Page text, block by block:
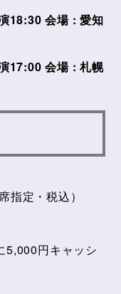
18:30 会場 : 愛知
17:00 会場 : 札幌
定・税込）
5,000円キャッシ